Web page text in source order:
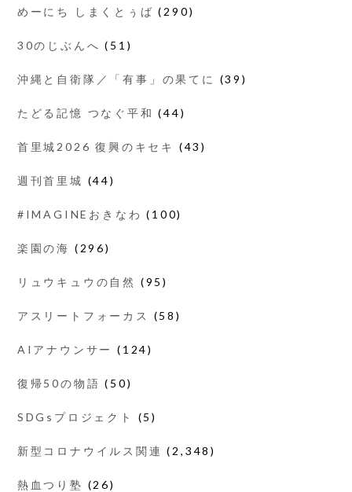
めーにち しまくとぅば (290)
30のじぶんへ (51)
沖縄と自衛隊／「有事」の果てに (39)
たどる記憶 つなぐ平和 (44)
首里城2026 復興のキセキ (43)
週刊首里城 (44)
#IMAGINEおきなわ (100)
楽園の海 (296)
リュウキュウの自然 (95)
アスリートフォーカス (58)
AIアナウンサー (124)
復帰50の物語 (50)
SDGsプロジェクト (5)
新型コロナウイルス関連 (2,348)
熱血つり塾 (26)